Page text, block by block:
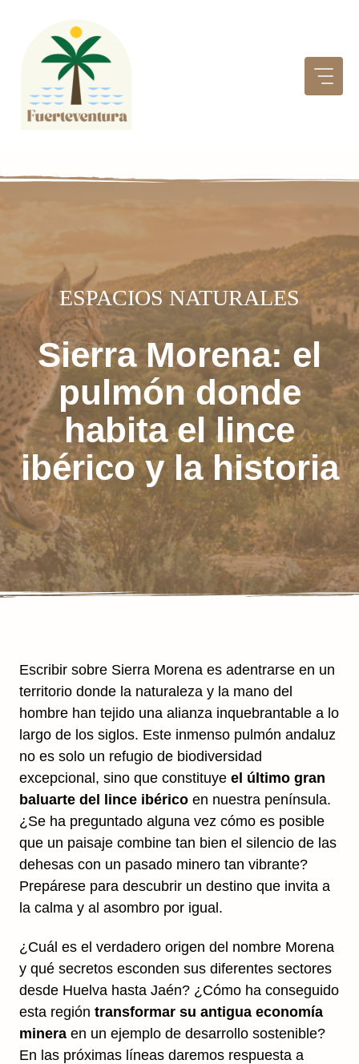
contenido
ESPACIOS NATURALES
Sierra Morena: el
pulmón donde
habita el lince
ibérico y la historia
Escribir sobre Sierra Morena es adentrarse en un
territorio donde la naturaleza y la mano del
hombre han tejido una alianza inquebrantable a lo
largo de los siglos. Este inmenso pulmón andaluz
no es solo un refugio de biodiversidad
excepcional, sino que constituye el último gran
baluarte del lince ibérico en nuestra península.
¿Se ha preguntado alguna vez cómo es posible
que un paisaje combine tan bien el silencio de las
dehesas con un pasado minero tan vibrante?
Prepárese para descubrir un destino que invita a
la calma y al asombro por igual.
¿Cuál es el verdadero origen del nombre Morena
y qué secretos esconden sus diferentes sectores
desde Huelva hasta Jaén? ¿Cómo ha conseguido
esta región transformar su antigua economía
minera en un ejemplo de desarrollo sostenible?
En las próximas líneas daremos respuesta a